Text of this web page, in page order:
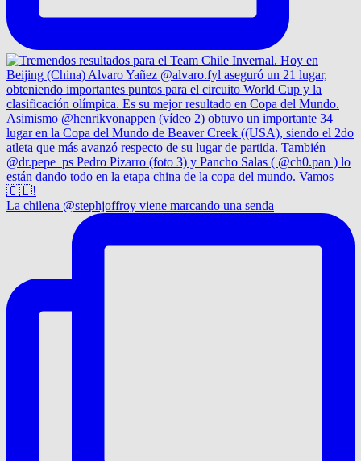
La chilena @stephjoffroy viene marcando una senda